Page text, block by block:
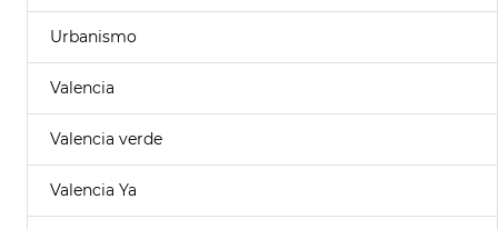
Urbanismo
Valencia
Valencia verde
Valencia Ya